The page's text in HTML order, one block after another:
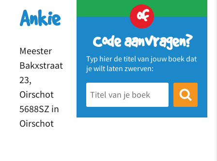
of
Code aanvragen?
Typ hier de titel van jouw boek dat
je wilt laten zwerven:
Ankie
Meester
Bakxstraat
23,
Oirschot
5688SZ in
Oirschot